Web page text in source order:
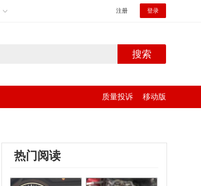
注册 登录
搜索
质量投诉 移动版
热门阅读